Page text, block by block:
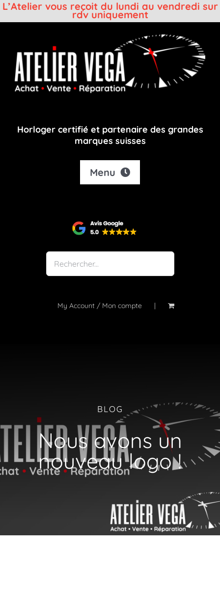
L’Atelier vous reçoit du lundi au vendredi sur
rdv uniquement
contenu
Horloger certifié et partenaire des grandes
marques suisses
Menu
Shop
Notre atelier
À propos
Blog
My Account / Mon compte
BLOG
Nous avons un
nouveau logo !